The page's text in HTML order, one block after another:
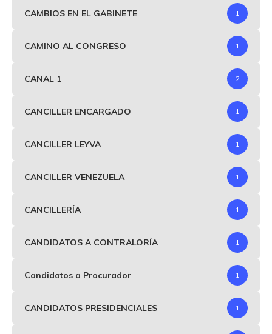
CAMBIOS EN EL GABINETE 1
CAMINO AL CONGRESO 1
CANAL 1 2
CANCILLER ENCARGADO 1
CANCILLER LEYVA 1
CANCILLER VENEZUELA 1
CANCILLERÍA 1
CANDIDATOS A CONTRALORÍA 1
Candidatos a Procurador 1
CANDIDATOS PRESIDENCIALES 1